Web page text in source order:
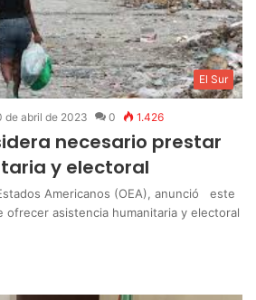
El Sur
de abril de 2023 0 1.426
necesario prestar
y electoral
Americanos (OEA), anunció este
ofrecer asistencia humanitaria y electoral